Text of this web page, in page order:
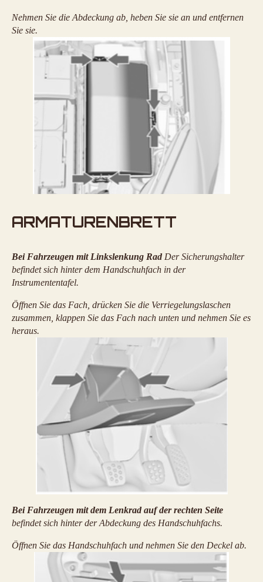
Nehmen Sie die Abdeckung ab, heben Sie sie an und entfernen
Sie sie.
ARMATURENBRETT
Bei Fahrzeugen mit Linkslenkung Rad Der Sicherungshalter
befindet sich hinter dem Handschuhfach in der
Instrumententafel.
Öffnen Sie das Fach, drücken Sie die Verriegelungslaschen
zusammen, klappen Sie das Fach nach unten und nehmen Sie es
heraus.
Bei Fahrzeugen mit dem Lenkrad auf der rechten Seite
befindet sich hinter der Abdeckung des Handschuhfachs.
Öffnen Sie das Handschuhfach und nehmen Sie den Deckel ab.